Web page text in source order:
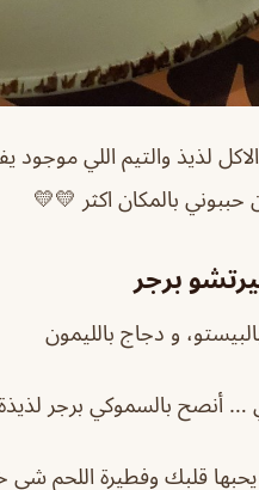
لذيذ والتيم اللي
حببوني بالمكان اكثر 💛💛
برجر
و دجاج بالليمون
… أنصح بالسموكي برجر